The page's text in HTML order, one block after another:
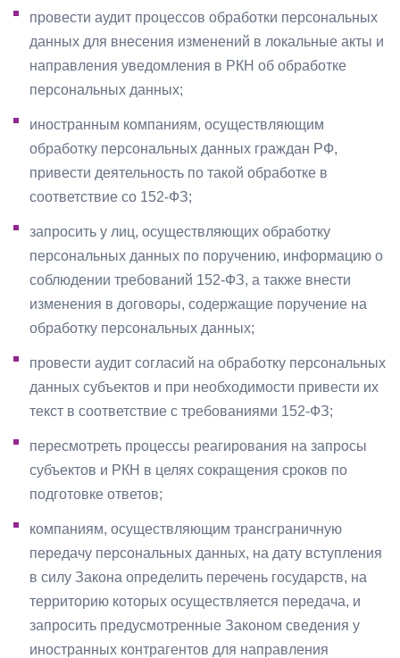
провести аудит процессов обработки персональных
данных для внесения изменений в локальные акты и
направления уведомления в РКН об обработке
персональных данных;
иностранным компаниям, осуществляющим
обработку персональных данных граждан РФ,
привести деятельность по такой обработке в
соответствие со 152-ФЗ;
запросить у лиц, осуществляющих обработку
персональных данных по поручению, информацию о
соблюдении требований 152-ФЗ, а также внести
изменения в договоры, содержащие поручение на
обработку персональных данных;
провести аудит согласий на обработку персональных
данных субъектов и при необходимости привести их
текст в соответствие с требованиями 152-ФЗ;
пересмотреть процессы реагирования на запросы
субъектов и РКН в целях сокращения сроков по
подготовке ответов;
компаниям, осуществляющим трансграничную
передачу персональных данных, на дату вступления
в силу Закона определить перечень государств, на
территорию которых осуществляется передача, и
запросить предусмотренные Законом сведения у
иностранных контрагентов для направления